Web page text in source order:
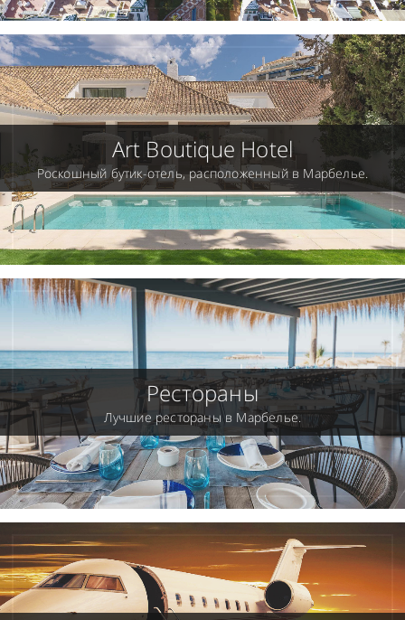
Art Boutique Hotel
Роскошный бутик-отель, расположенный в Марбелье.
Рестораны
Лучшие рестораны в Марбелье.